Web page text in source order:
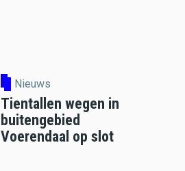
Nieuws
Tientallen wegen in
buitengebied
Voerendaal op slot